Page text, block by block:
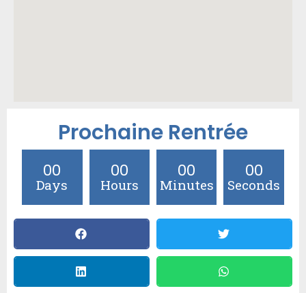
Prochaine Rentrée
00
Days
00
Hours
00
Minutes
00
Seconds